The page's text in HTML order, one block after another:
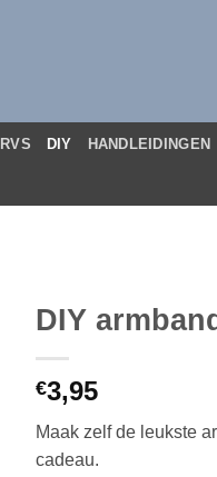
RVS DIY HANDLEIDINGEN
DIY
€3,95
Maak zelf de leukste
cadeau.